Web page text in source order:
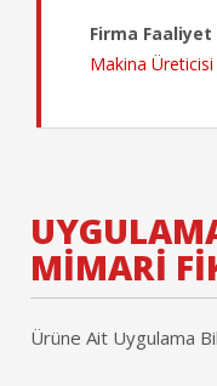
Firma Faaliyet
Makina Üreticisi
MİMARİ
Ürüne Ait Uygulama